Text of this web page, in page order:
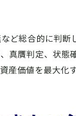
ど総合的に判
真贋判定、状
価値を最大化